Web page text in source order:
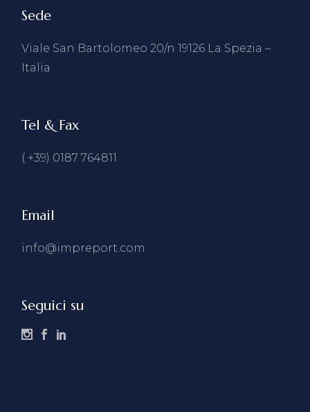
Sede
Viale San Bartolomeo 20/n 19126 La Spezia –
Italia
Tel & Fax
( +39) 0187 764811
Email
info@impreport.com
Seguici su